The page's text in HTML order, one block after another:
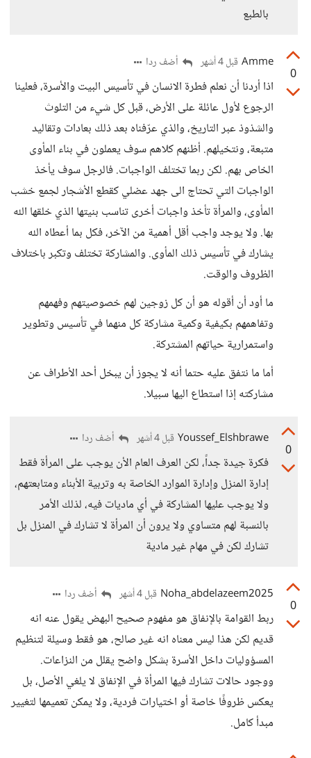
بالطبع
0
Amme قبل 4 أشهر أضف ردا
اذا أردنا أن نعلم فطرة الانسان في تأسيس البيت والأسرة، فعلينا
الرجوع لأول عائلة على الأرض، قبل كل شيء من التلوث
والشذوذ عبر التاريخ، والذي عرّفناه بعد ذلك بعادات وتقاليد
متبعة، ونتخيلهم. أظنهم كلاهم سوف يعملون في بناء المأوى
الخاص بهم. لكن ربما تختلف الواجبات. فالرجل سوف يأخذ
الواجبات التي تحتاج الى جهد عضلي كقطع الأشجار لجمع خشب
المأوى، والمرأة تأخذ واجبات أخرى تناسب بنيتها الذي خلقها الله
بها. ولا يوجد واجب أقل أهمية من الآخر، فكل بما أعطاه الله
يشارك في تأسيس ذلك المأوى. والمشاركة تختلف وتكبر باختلاف
الظروف والوقت.
ما أود أن أقوله هو أن كل زوجين لهم خصوصيتهم وفهمهم
وتفاهمهم بكيفية وكمية مشاركة كل منهما في تأسيس وتطوير
واستمرارية حياتهم المشتركة.
أما ما نتفق عليه حتما أنه لا يجوز أن يبخل أحد الأطراف عن
مشاركته إذا استطاع اليها سبيلا.
0
Youssef_Elshbrawe قبل 4 أشهر أضف ردا
فكرة جيدة جداً، لكن العرف العام الأن يوجب على المرأة فقط
إدارة المنزل وإدارة الموارد الخاصة به وتربية الأبناء ومتابعتهم،
ولا يوجب عليها المشاركة في أي ماديات فيه، لذلك الأمر
بالنسبة لهم متساوي ولا يرون أن المرأة لا تشارك في المنزل بل
تشارك لكن في مهام غير مادية
0
Noha_abdelazeem2025 قبل 4 أشهر أضف ردا
ربط القوامة بالإنفاق هو مفهوم صحيح البهض يقول عنه انه
قديم لكن هذا ليس معناه انه غير صالح، هو فقط وسيلة لتنظيم
المسؤوليات داخل الأسرة بشكل واضح يقلل من النزاعات.
ووجود حالات تشارك فيها المرأة في الإنفاق لا يلغي الأصل، بل
يعكس ظروفًا خاصة أو اختيارات فردية، ولا يمكن تعميمها لتغيير
مبدأ كامل.